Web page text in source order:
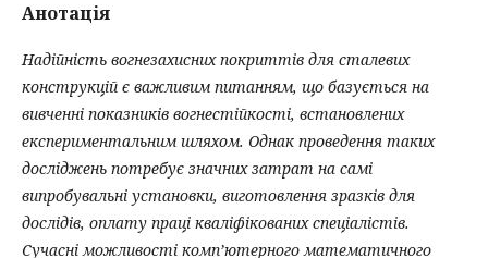
Анотація
Надійність вогнезахисних покриттів для сталевих
конструкцій є важливим питанням, що базується на
вивченні показників вогнестійкості, встановлених
експериментальним шляхом. Однак проведення таких
досліджень потребує значних затрат на самі
випробувальні установки, виготовлення зразків для
дослідів, оплату праці кваліфікованих спеціалістів.
Сучасні можливості комп’ютерного математичного